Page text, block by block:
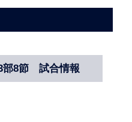
3部8節 試合情報